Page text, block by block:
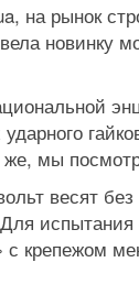
на рынок
новинку
мы
весят
с крепежом